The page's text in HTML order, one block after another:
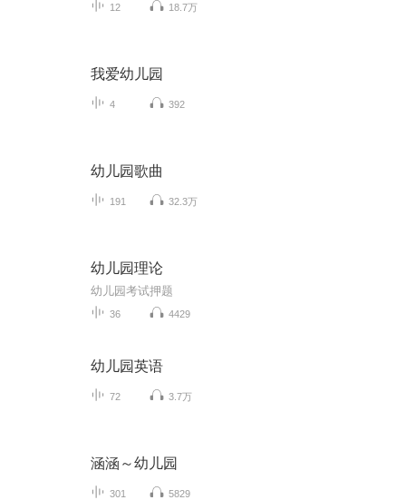
12 18.7万
我爱幼儿园
4 392
幼儿园歌曲
191 32.3万
幼儿园理论
幼儿园考试押题
36 4429
幼儿园英语
72 3.7万
涵涵～幼儿园
301 5829